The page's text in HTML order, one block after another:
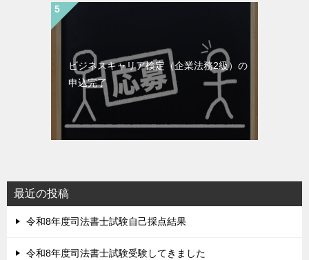
ビジネスキャリア検定（企業法務2級）の
申込完了
最近の投稿
令和8年度司法書士試験自己採点結果
令和8年度司法書士試験受験してきました